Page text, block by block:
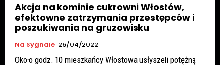
Akcja na kominie cukrowni Włostów,
efektowne zatrzymania przestępców i
poszukiwania na gruzowisku
Na Sygnale 26/04/2022
Około godz. 10 mieszkańcy Włostowa usłyszeli potężną